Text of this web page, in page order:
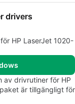
drivers
HP LaserJet 1020-
av drivrutiner för HP
är tillgängligt för